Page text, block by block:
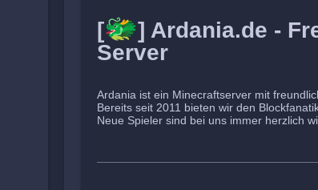
[🐲] Ardania.de -
Server
Ardania ist ein Minecraftserver mit
Bereits seit 2011 bieten wir den
Neue Spieler sind bei uns immer herzlich